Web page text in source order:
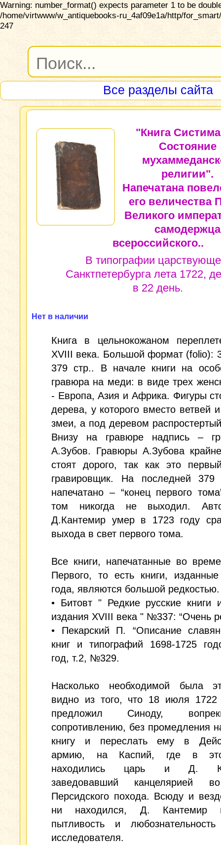
Warning: number_format() expects parameter 1 to be
/home/virtwww/w_antiquebooks-ru_4af09e1a/http/
247
Все разделы сайта
"Книга
Состояние
религии".
Напечатана
его величества
Великого
самодержца
всероссийского..
В типографии
Санктпетербурга лета 1722,
в 22 день.
Нет в наличии
Книга в цельнокожаном
XVIII века. Большой формат (folio):
379 стр.. В начале книги на
гравюра на меди: в виде трех
- Европа, Азия и Африка. Фигуры
дерева, у которого вместо ветвей
змеи, а под деревом
Внизу на гравюре надпись –
А.Зубов. Гравюры А.Зубова
стоят дорого, так как это
гравировщик. На последней 379
напечатано – “конец первого
том никогда не выходил.
Д.Кантемир умер в 1723 году
выхода в свет первого тома.
Все книги, напечатанные во
Первого, то есть книги,
года, являются большой редкостью.
• Битовт " Редкие русские книги
издания XVIII века " №337: “Очень
• Пекарский П. “Описание
книг и типографий 1698-1725
год, т.2, №329.
Насколько необходимой была
видно из того, что 18 июля
предложил Синоду,
сопротивлению, без промедления
книгу и переслать ему в
армию, на Каспий, где в
находились царь и Д.
заведовавший канцелярией
Персидского похода. Всюду и
ни находился, Д. Кантемир
пытливость и любознательность
исследователя.